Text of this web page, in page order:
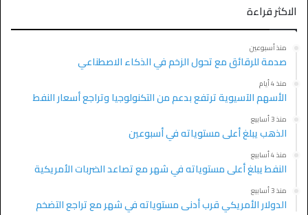
الاكثر قراءة
منذ أسبوعين
صدمة للرقائق مع تحول الزخم في الذكاء الاصطناعي
منذ 4 أيام
الأسهم الآسيوية ترتفع بدعم من التكنولوجيا وتراجع أسعار النفط
منذ 3 أسابيع
الذهب يبلغ أعلى مستوياته في أسبوعين
منذ 4 أسابيع
النفط يبلغ أعلى مستوياته في شهر مع تصاعد الضربات الأمريكية
منذ 3 أسابيع
الدولار الأمريكي قرب أدنى مستوياته في شهر مع تراجع التضخم